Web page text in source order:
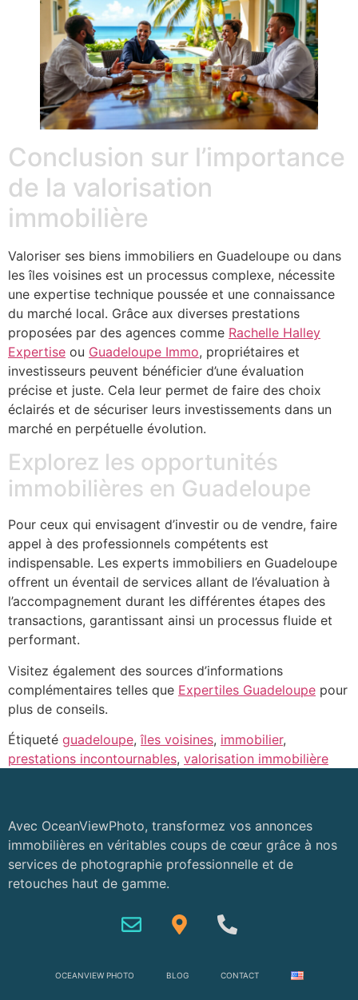
Conclusion sur l’importance
de la valorisation
immobilière
Valoriser ses biens immobiliers en Guadeloupe ou dans
les îles voisines est un processus complexe, nécessite
une expertise technique poussée et une connaissance
du marché local. Grâce aux diverses prestations
proposées par des agences comme Rachelle Halley
Expertise ou Guadeloupe Immo, propriétaires et
investisseurs peuvent bénéficier d’une évaluation
précise et juste. Cela leur permet de faire des choix
éclairés et de sécuriser leurs investissements dans un
marché en perpétuelle évolution.
Explorez les opportunités
immobilières en Guadeloupe
Pour ceux qui envisagent d’investir ou de vendre, faire
appel à des professionnels compétents est
indispensable. Les experts immobiliers en Guadeloupe
offrent un éventail de services allant de l’évaluation à
l’accompagnement durant les différentes étapes des
transactions, garantissant ainsi un processus fluide et
performant.
Visitez également des sources d’informations
complémentaires telles que Expertiles Guadeloupe pour
plus de conseils.
Étiqueté guadeloupe,îles voisines, immobilier,
prestations incontournables, valorisation immobilière
Avec OceanViewPhoto, transformez vos annonces
immobilières en véritables coups de cœur grâce à nos
services de photographie professionnelle et de
retouches haut de gamme.
OCEANVIEW PHOTO BLOG CONTACT